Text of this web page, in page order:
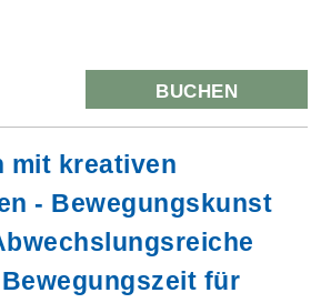
BUCHEN
mit kreativen
- Bewegungskunst
für